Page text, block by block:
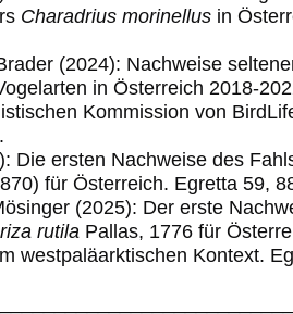
Charadrius morinellus in
(2024): Nachweise
in Österreich 2018-
Kommission von
Die ersten Nachweise des
für Österreich. Egretta 59,
(2025): Der erste
rutila Pallas, 1776 für
westpaläarktischen Kontext.